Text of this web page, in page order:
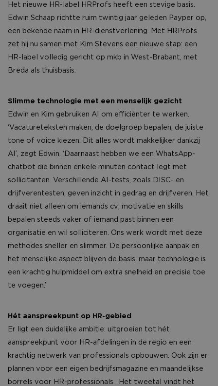
Het nieuwe HR-label HRProfs heeft een stevige basis.
Edwin Schaap richtte ruim twintig jaar geleden Payper op,
een bekende naam in HR-dienstverlening. Met HRProfs
zet hij nu samen met Kim Stevens een nieuwe stap: een
HR-label volledig gericht op mkb in West-Brabant, met
Breda als thuisbasis.
Slimme technologie met een menselijk gezicht
Edwin en Kim gebruiken AI om efficiënter te werken.
‘Vacatureteksten maken, de doelgroep bepalen, de juiste
tone of voice kiezen. Dit alles wordt makkelijker dankzij
AI’, zegt Edwin. ‘Daarnaast hebben we een WhatsApp-
chatbot die binnen enkele minuten contact legt met
sollicitanten. Verschillende AI-tests, zoals DISC- en
drijfverentesten, geven inzicht in gedrag en drijfveren. Het
draait niet alleen om iemands cv; motivatie en skills
bepalen steeds vaker of iemand past binnen een
organisatie en wil solliciteren. Ons werk wordt met deze
methodes sneller en slimmer. De persoonlijke aanpak en
het menselijke aspect blijven de basis, maar technologie is
een krachtig hulpmiddel om extra snelheid en precisie toe
te voegen.’
Hét aanspreekpunt op HR-gebied
Er ligt een duidelijke ambitie: uitgroeien tot hét
aanspreekpunt voor HR-afdelingen in de regio en een
krachtig netwerk van professionals opbouwen. Ook zijn er
plannen voor een eigen bedrijfsmagazine en maandelijkse
borrels voor HR-professionals. Het tweetal vindt het